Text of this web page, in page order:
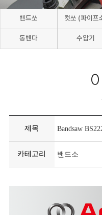
밴드쏘 컷쏘 (파이프
동벤다 수압기
제목 Bandsaw
카테고리 밴드소